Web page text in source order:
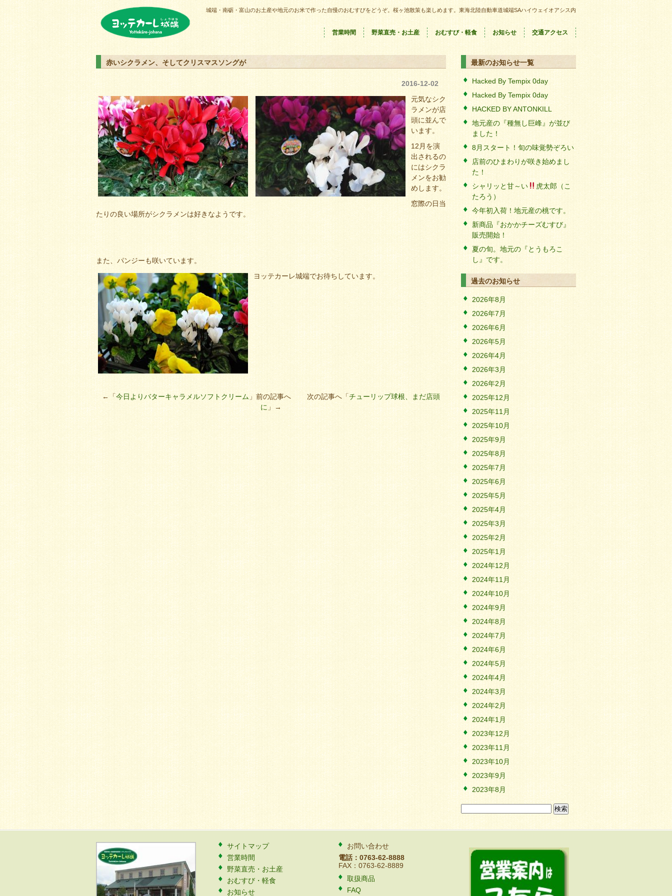
城端・南砺・富山のお土産や地元のお米で作った自慢のおむすびをどうぞ。桜ヶ池散策も楽しめます。東海北陸自動車道城端SAハイウェイオアシス内
営業時間 野菜直売・お土産 おむすび・軽食 お知らせ 交通アクセス
赤いシクラメン、そしてクリスマスソングが
2016-12-02
元気なシク
ラメンが店
頭に並んで
います。
12月を演
出されるの
にはシクラ
メンをお勧
めします。
窓際の日当
たりの良い場所がシクラメンは好きなようです。
また、パンジーも咲いています。
ヨッテカーレ城端でお待ちしています。
←「今日よりバターキャラメルソフトクリーム 」前の記事へ 次の記事へ「チューリップ球根、まだ店頭
に 」→
最新のお知らせ一覧
Hacked By Tempix 0day
Hacked By Tempix 0day
HACKED BY ANTONKILL
地元産の『種無し巨峰』が並び
ました！
8月スタート！旬の味覚勢ぞろい
店前のひまわりが咲き始めまし
た！
シャリッと甘～い
虎太郎（こ
たろう）
今年初入荷！地元産の桃です。
新商品『おかかチーズむすび』
販売開始！
夏の旬。地元の『とうもろこ
し』です。
過去のお知らせ
2026年8月
2026年7月
2026年6月
2026年5月
2026年4月
2026年3月
2026年2月
2025年12月
2025年11月
2025年10月
2025年9月
2025年8月
2025年7月
2025年6月
2025年5月
2025年4月
2025年3月
2025年2月
2025年1月
2024年12月
2024年11月
2024年10月
2024年9月
2024年8月
2024年7月
2024年6月
2024年5月
2024年4月
2024年3月
2024年2月
2024年1月
2023年12月
2023年11月
2023年10月
2023年9月
2023年8月
検
索:
サイトマップ
営業時間
野菜直売・お土産
おむすび・軽食
お知らせ
お問い合わせ
電話：0763-62-8888
FAX：0763-62-8889
取扱商品
FAQ